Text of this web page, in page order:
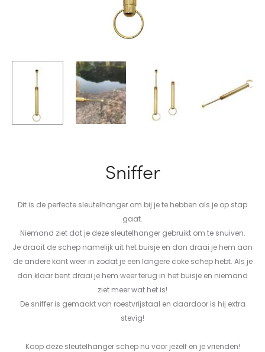
Sniffer
Dit is de perfecte sleutelhanger om bij je te hebben als je op stap
gaat.
Niemand ziet dat je deze sleutelhanger gebruikt om te snuiven.
Je draait de schep namelijk uit het buisje en dan draai je hem aan
de andere kant weer in zodat je een langere coke schep hebt. Als je
dan klaar bent draai je hem weer terug in het buisje en niemand
ziet meer wat het is!
De sniffer is gemaakt van roestvrijstaal en daardoor is hij extra
stevig!
Koop deze sleutelhanger schep nu voor jezelf en je vrienden!